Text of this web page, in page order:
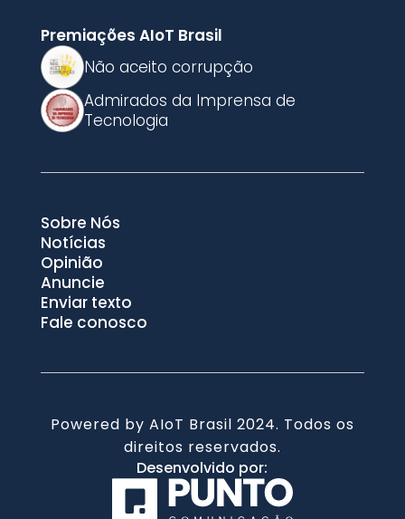
Premiações AIoT Brasil
Não aceito corrupção
Admirados da Imprensa de
Tecnologia
Sobre Nós
Notícias
Opinião
Anuncie
Enviar texto
Fale conosco
Powered by AIoT Brasil 2024. Todos os
direitos reservados.
Desenvolvido por: